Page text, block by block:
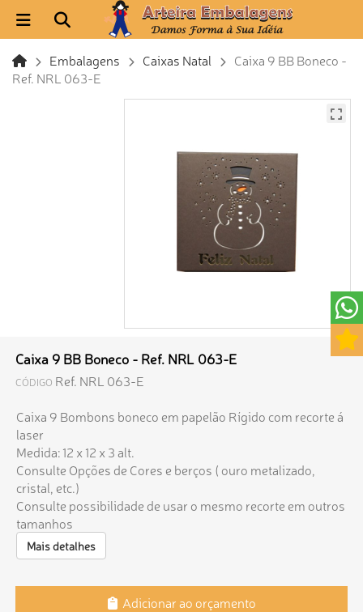
Embalagens Caixas Natal
Caixa 9 BB Boneco -
Ref. NRL 063-E
Caixa 9 BB Boneco - Ref. NRL 063-E
CÓDIGO Ref. NRL 063-E
Caixa 9 Bombons boneco em papelão Rígido com recorte á
laser
Medida: 12 x 12 x 3 alt.
Consulte Opções de Cores e berços ( ouro metalizado,
cristal, etc.)
Consulte possibilidade de usar o mesmo recorte em outros
tamanhos
Mais detalhes
Adicionar ao orçamento